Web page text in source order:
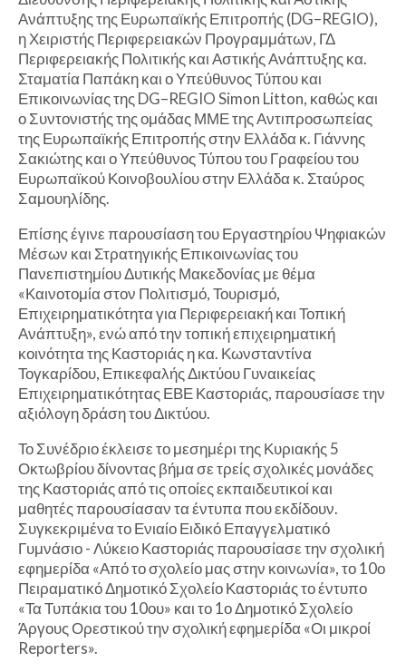
Ανάπτυξης της Ευρωπαϊκής Επιτροπής (DG–REGIO),
η Χειριστής Περιφερειακών Προγραμμάτων, ΓΔ
Περιφερειακής Πολιτικής και Αστικής Ανάπτυξης κα.
Σταματία Παπάκη και ο Υπεύθυνος Τύπου και
Επικοινωνίας της DG–REGIO Simon Litton, καθώς και
ο Συντονιστής της ομάδας ΜΜΕ της Αντιπροσωπείας
της Ευρωπαϊκής Επιτροπής στην Ελλάδα κ. Γιάννης
Σακιώτης και ο Υπεύθυνος Τύπου του Γραφείου του
Ευρωπαϊκού Κοινοβουλίου στην Ελλάδα κ. Σταύρος
Σαμουηλίδης.
Επίσης έγινε παρουσίαση του Εργαστηρίου Ψηφιακών
Μέσων και Στρατηγικής Επικοινωνίας του
Πανεπιστημίου Δυτικής Μακεδονίας με θέμα
«Καινοτομία στον Πολιτισμό, Τουρισμό,
Επιχειρηματικότητα για Περιφερειακή και Τοπική
Ανάπτυξη», ενώ από την τοπική επιχειρηματική
κοινότητα της Καστοριάς η κα. Κωνσταντίνα
Τογκαρίδου, Επικεφαλής Δικτύου Γυναικείας
Επιχειρηματικότητας ΕΒΕ Καστοριάς, παρουσίασε την
αξιόλογη δράση του Δικτύου.
Το Συνέδριο έκλεισε το μεσημέρι της Κυριακής 5
Οκτωβρίου δίνοντας βήμα σε τρείς σχολικές μονάδες
της Καστοριάς από τις οποίες εκπαιδευτικοί και
μαθητές παρουσίασαν τα έντυπα που εκδίδουν.
Συγκεκριμένα το Ενιαίο Ειδικό Επαγγελματικό
Γυμνάσιο - Λύκειο Καστοριάς παρουσίασε την σχολική
εφημερίδα «Από το σχολείο μας στην κοινωνία», το 10ο
Πειραματικό Δημοτικό Σχολείο Καστοριάς το έντυπο
«Τα Τυπάκια του 10ου» και το 1ο Δημοτικό Σχολείο
Άργους Ορεστικού την σχολική εφημερίδα «Οι μικροί
Reporters».